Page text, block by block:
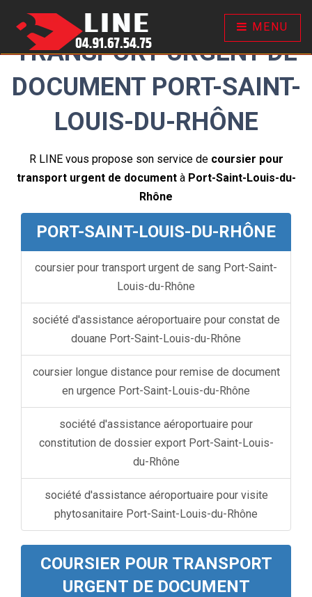
MENU
COURSIER POUR
TRANSPORT URGENT DE
DOCUMENT PORT-SAINT-
LOUIS-DU-RHÔNE
R LINE vous propose son service de coursier pour
transport urgent de documentà Port-Saint-Louis-du-
Rhône
PORT-SAINT-LOUIS-DU-RHÔNE
coursier pour transport urgent de sang Port-Saint-
Louis-du-Rhône
société d'assistance aéroportuaire pour constat de
douane Port-Saint-Louis-du-Rhône
coursier longue distance pour remise de document
en urgence Port-Saint-Louis-du-Rhône
société d'assistance aéroportuaire pour
constitution de dossier export Port-Saint-Louis-
du-Rhône
société d'assistance aéroportuaire pour visite
phytosanitaire Port-Saint-Louis-du-Rhône
COURSIER POUR TRANSPORT
URGENT DE DOCUMENT